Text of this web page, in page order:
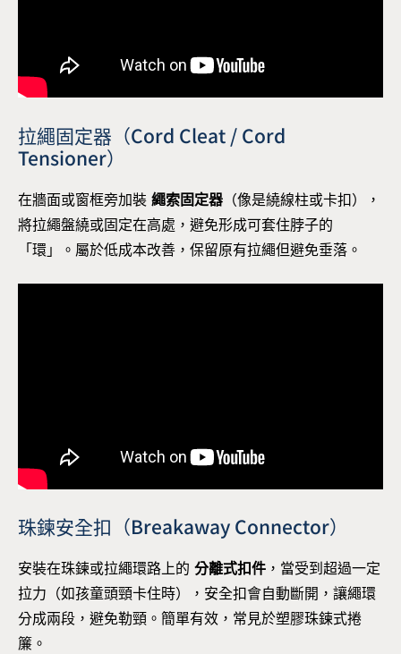
拉繩固定器（Cord Cleat / Cord
Tensioner）
在牆面或窗框旁加裝 繩索固定器 （像是繞線柱或卡扣），
將拉繩盤繞或固定在高處，避免形成可套住脖子的
「環」。屬於低成本改善，保留原有拉繩但避免垂落。
珠鍊安全扣（Breakaway Connector）
安裝在珠鍊或拉繩環路上的 分離式扣件 ，當受到超過一定
拉力（如孩童頭頸卡住時），安全扣會自動斷開，讓繩環
分成兩段，避免勒頸。簡單有效，常見於塑膠珠鍊式捲
簾。